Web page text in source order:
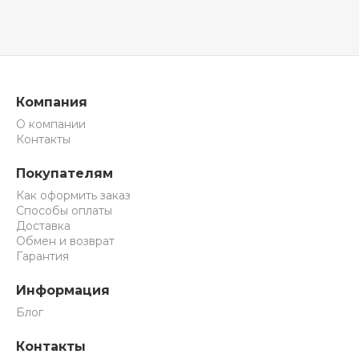
Компания
О компании
Контакты
Покупателям
Как оформить заказ
Способы оплаты
Доставка
Обмен и возврат
Гарантия
Информация
Блог
Контакты